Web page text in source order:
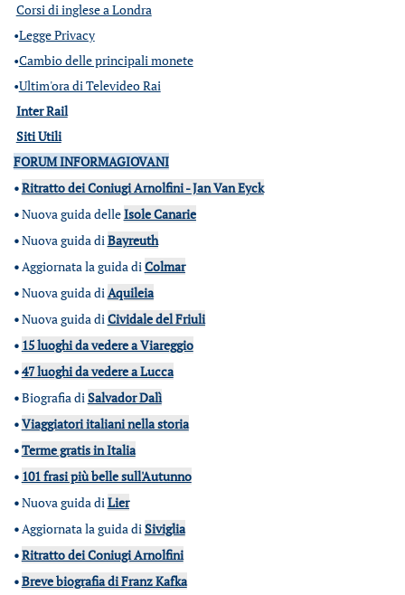
Corsi di inglese a Londra
•Legge Privacy
•Cambio delle principali monete
•Ultim'ora di Televideo Rai
Inter Rail
Siti Utili
FORUM INFORMAGIOVANI
•Ritratto dei Coniugi Arnolfini - Jan Van Eyck
•Nuova guida delleIsole Canarie
•Nuova guida diBayreuth
•Aggiornata la guida diColmar
•Nuova guida diAquileia
•Nuova guida diCividale del Friuli
• 15 luoghi da vedere a Viareggio
•47 luoghi da vedere a Lucca
•Biografia diSalvador Dalì
•Viaggiatori italiani nella storia
•Terme gratis in Italia
• 101 frasi più belle sull'Autunno
•Nuova guida diLier
•Aggiornata la guida diSiviglia
•Ritratto dei Coniugi Arnolfini
•Breve biografia di Franz Kafka